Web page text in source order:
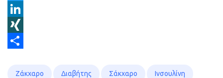
Twitter
LinkedIn
XING
Ζάκχαρο Διαβήτης Σάκχαρο Ινσουλίνη